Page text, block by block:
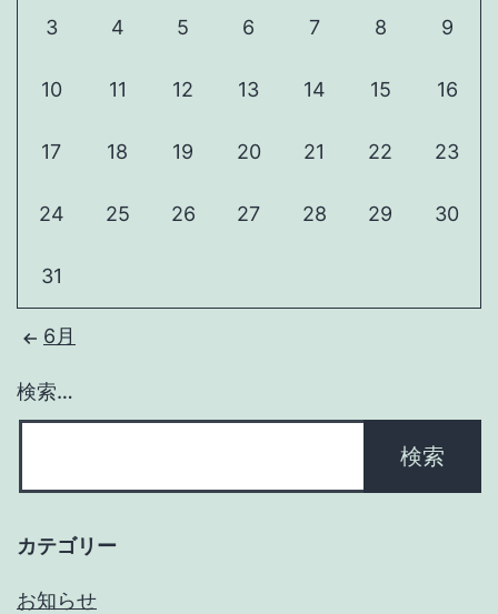
3 4 5 6 7 8 9
10 11 12 13 14 15 16
17 18 19 20 21 22 23
24 25 26 27 28 29 30
31
6月
検索…
カテゴリー
お知らせ